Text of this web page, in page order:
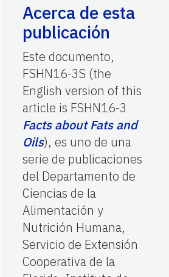
Acerca de esta
publicación
Este documento,
FSHN16-3S (the
English version of this
article is FSHN16-3
Facts about Fats and
Oils), es uno de una
serie de publicaciones
del Departamento de
Ciencias de la
Alimentación y
Nutrición Humana,
Servicio de Extensión
Cooperativa de la